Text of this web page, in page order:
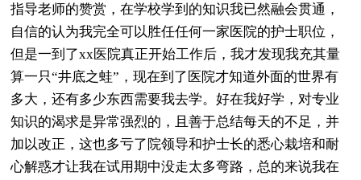
指导老师的赞赏，在学校学到的知识我已然融会贯通，
自信的认为我完全可以胜任任何一家医院的护士职位，
但是一到了xx医院真正开始工作后，我才发现我充其量
算一只“井底之蛙”，现在到了医院才知道外面的世界有
多大，还有多少东西需要我去学。好在我好学，对专业
知识的渴求是异常强烈的，且善于总结每天的不足，并
加以改正，这也多亏了院领导和护士长的悉心栽培和耐
心解惑才让我在试用期中没走太多弯路，总的来说我在